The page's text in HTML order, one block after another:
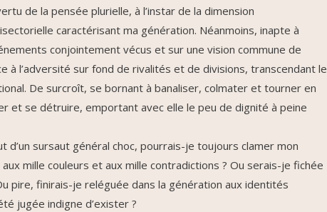
de la pensée plurielle, à l’instar de la dimension
caractérisant ma génération. Néanmoins, inapte à
conjointement vécus et sur une vision commune de
à l’adversité sur fond de rivalités et de divisions, transcendant le
De surcroît, se bornant à banaliser, colmater et tourner en
et se détruire, emportant avec elle le peu de dignité à peine
sursaut général choc, pourrais-je toujours clamer mon
mille couleurs et aux mille contradictions ? Ou serais-je fichée
pire, finirais-je reléguée dans la génération aux identités
jugée indigne d’exister ?